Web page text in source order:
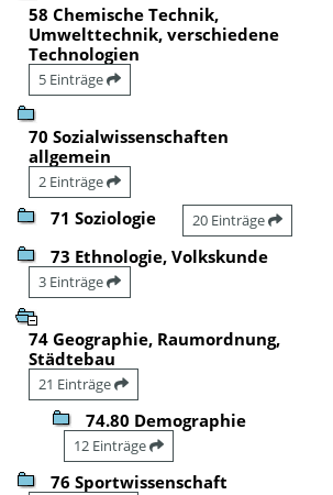
58 Chemische Technik,
Umwelttechnik, verschiedene
Technologien
5 Einträge
70 Sozialwissenschaften
allgemein
2 Einträge
71 Soziologie 20 Einträge
73 Ethnologie, Volkskunde
3 Einträge
74 Geographie, Raumordnung,
Städtebau
21 Einträge
74.80 Demographie
12 Einträge
76 Sportwissenschaft